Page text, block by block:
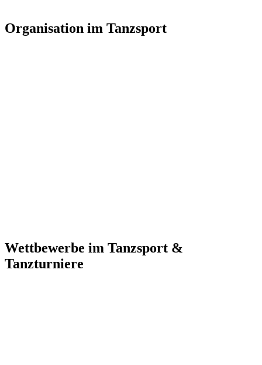
Organisation im Tanzsport
Wettbewerbe im Tanzsport &
Tanzturniere